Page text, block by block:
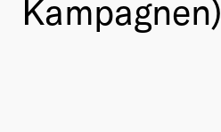
Kampagnen)